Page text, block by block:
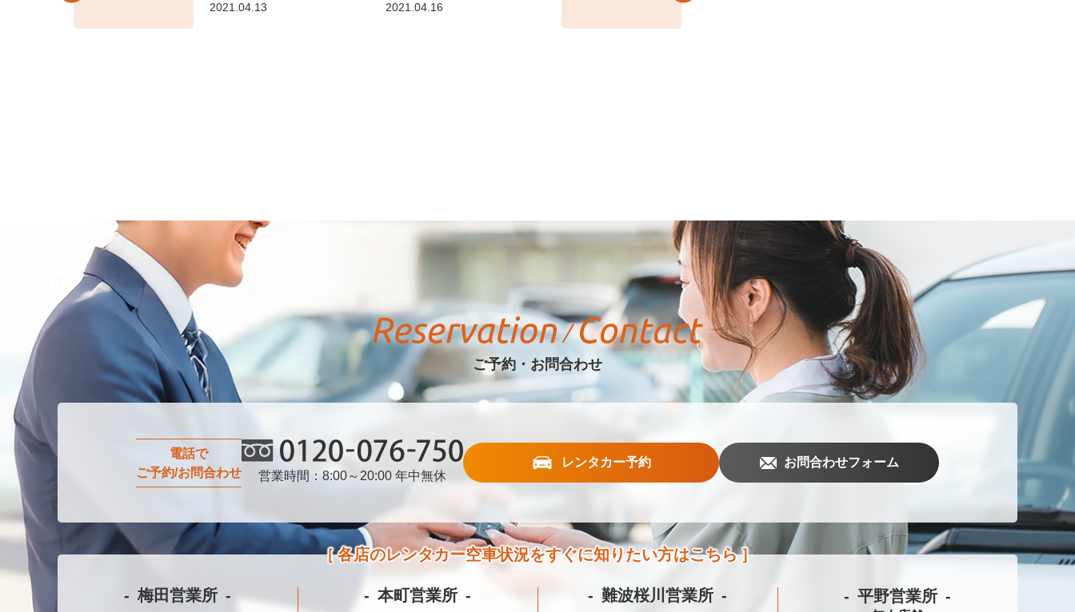
2021.04.13 2021.04.16
ご予約・お問合わせ
電話で
ご予約/お問合わせ
0120-076-750
営業時間：8:00～20:00 年中無休
レンタカー予約 お問合わせフォーム
各店のレンタカー空車状況をすぐに知りたい方はこちら
梅田営業所 本町営業所 難波桜川営業所 平野営業所